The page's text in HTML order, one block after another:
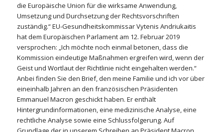
die Europäische Union für die wirksame Anwendung,
Umsetzung und Durchsetzung der Rechtsvorschriften
zuständig.“ EU-Gesundheitskommissar Vytenis Andriukaitis
hat dem Europäischen Parlament am 12. Februar 2019
versprochen: „Ich möchte noch einmal betonen, dass die
Kommission eindeutige Maßnahmen ergreifen wird, wenn der
Geist und Wortlaut der Richtlinie nicht eingehalten werden.“
Anbei finden Sie den Brief, den meine Familie und ich vor über
eineinhalb Jahren an den französischen Präsidenten
Emmanuel Macron geschickt haben. Er enthält
Hintergrundinformationen, eine medizinische Analyse, eine
rechtliche Analyse sowie eine Schlussfolgerung. Auf